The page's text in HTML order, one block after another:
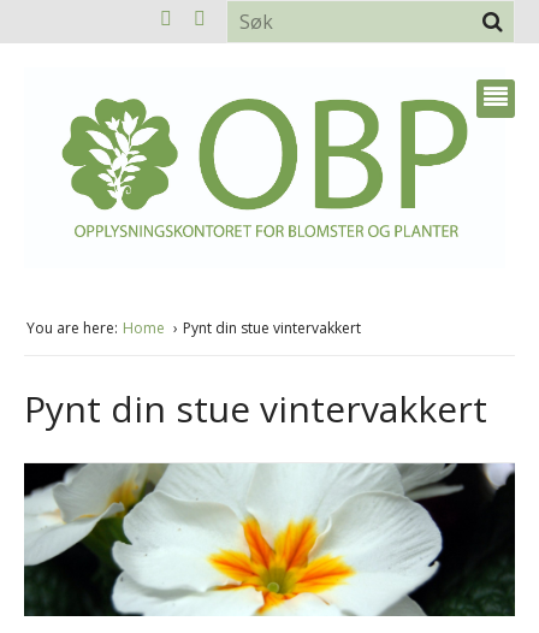
You are here: Home Pynt din stue vintervakkert
Pynt din stue vintervakkert